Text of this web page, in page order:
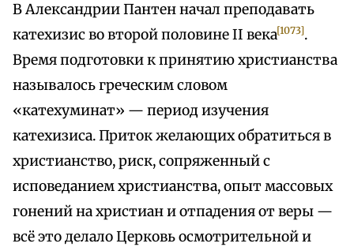
В Александрии Пантен начал преподавать
катехизис во второй половине II века[1073].
Время подготовки к принятию христианства
называлось греческим словом
«катехуминат» — период изучения
катехизиса. Приток желающих обратиться в
христианство, риск, сопряженный с
исповеданием христианства, опыт массовых
гонений на христиан и отпадения от веры —
всё это делало Церковь осмотрительной и